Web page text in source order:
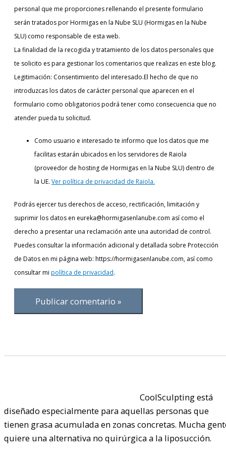
personal que me proporciones rellenando el presente formulario
serán tratados por Hormigas en la Nube SLU (Hormigas en la Nube
SLU) como responsable de esta web.
La finalidad de la recogida y tratamiento de los datos personales que
te solicito es para gestionar los comentarios que realizas en este blog.
Legitimación: Consentimiento del interesado.El hecho de que no
introduzcas los datos de carácter personal que aparecen en el
formulario como obligatorios podrá tener como consecuencia que no
atender pueda tu solicitud.
Como usuario e interesado te informo que los datos que me
facilitas estarán ubicados en los servidores de Raiola
(proveedor de hosting de Hormigas en la Nube SLU) dentro de
la UE. Ver política de privacidad de Raiola.
Podrás ejercer tus derechos de acceso, rectificación, limitación y
suprimir los datos en eureka@hormigasenlanube.com así como el
derecho a presentar una reclamación ante una autoridad de control.
Puedes consultar la información adicional y detallada sobre Protección
de Datos en mi página web: https://hormigasenlanube.com, así como
consultar mi política de privacidad.
CoolSculpting está
diseñado especialmente para aquellas personas que
tienen grasa acumulada en zonas concretas. Mucha
quiere una alternativa no quirúrgica a la liposucción.